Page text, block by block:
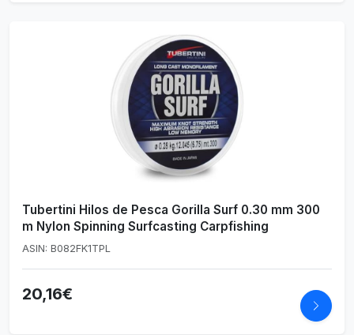
Tubertini Hilos de Pesca Gorilla Surf 0.30 mm 300
m Nylon Spinning Surfcasting Carpfishing
ASIN: B082FK1TPL
20,16€